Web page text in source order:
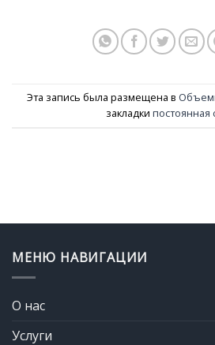
Эта запись была размещена в
закладки постоянная
МЕНЮ НАВИГАЦИИ
О нас
Услуги